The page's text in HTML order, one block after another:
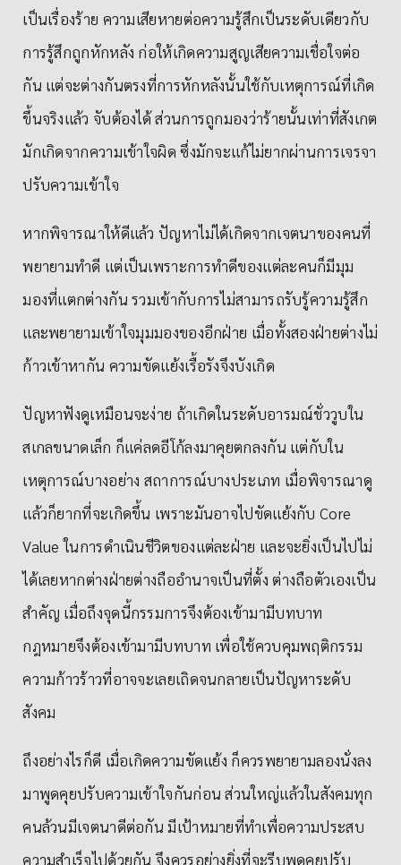
เป็นเรื่องร้าย ความเสียหายต่อความรู้สึกเป็นระดับเดียวกับ
การรู้สึกถูกหักหลัง ก่อให้เกิดความสูญเสียความเชื่อใจต่อ
กัน แต่จะต่างกันตรงที่การหักหลังนั้นใช้กับเหตุการณ์ที่เกิด
ขึ้นจริงแล้ว จับต้องได้ ส่วนการถูกมองว่าร้ายนั้นเท่าที่สังเกต
มักเกิดจากความเข้าใจผิด ซึ่งมักจะแก้ไม่ยากผ่านการเจรจา
ปรับความเข้าใจ
หากพิจารณาให้ดีแล้ว ปัญหาไม่ได้เกิดจากเจตนาของคนที่
พยายามทำดี แต่เป็นเพราะการทำดีของแต่ละคนก็มีมุม
มองที่แตกต่างกัน รวมเข้ากับการไม่สามารถรับรู้ความรู้สึก
และพยายามเข้าใจมุมมองของอีกฝ่าย เมื่อทั้งสองฝ่ายต่างไม่
ก้าวเข้าหากัน ความขัดแย้งเรื้อรังจึงบังเกิด
ปัญหาฟังดูเหมือนจะง่าย ถ้าเกิดในระดับอารมณ์ชั่ววูบใน
สเกลขนาดเล็ก ก็แค่ลดอีโก้ลงมาคุยตกลงกัน แต่กับใน
เหตุการณ์บางอย่าง สถาการณ์บางประเภท เมื่อพิจารณาดู
แล้วก็ยากที่จะเกิดขึ้น เพราะมันอาจไปขัดแย้งกับ Core
Value ในการดำเนินชีวิตของแต่ละฝ่าย และจะยิ่งเป็นไปไม่
ได้เลยหากต่างฝ่ายต่างถืออำนาจเป็นที่ตั้ง ต่างถือตัวเองเป็น
สำคัญ เมื่อถึงจุดนี้กรรมการจึงต้องเข้ามามีบทบาท
กฎหมายจึงต้องเข้ามามีบทบาท เพื่อใช้ควบคุมพฤติกรรม
ความก้าวร้าวที่อาจจะเลยเถิดจนกลายเป็นปัญหาระดับ
สังคม
ถึงอย่างไรก็ดี เมื่อเกิดความขัดแย้ง ก็ควรพยายามลองนั่งลง
มาพูดคุยปรับความเข้าใจกันก่อน ส่วนใหญ่แล้วในสังคมทุก
คนล้วนมีเจตนาดีต่อกัน มีเป้าหมายที่ทำเพื่อความประสบ
ความสำเร็จไปด้วยกัน จึงควรอย่างยิ่งที่จะรีบพูดคุยปรับ